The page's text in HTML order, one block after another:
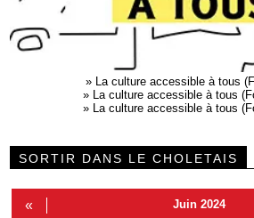
» La culture accessible à tous
» La culture accessible à tous
» La culture accessible à tous
SORTIR DANS LE CHOLETAIS
« Juin 2024